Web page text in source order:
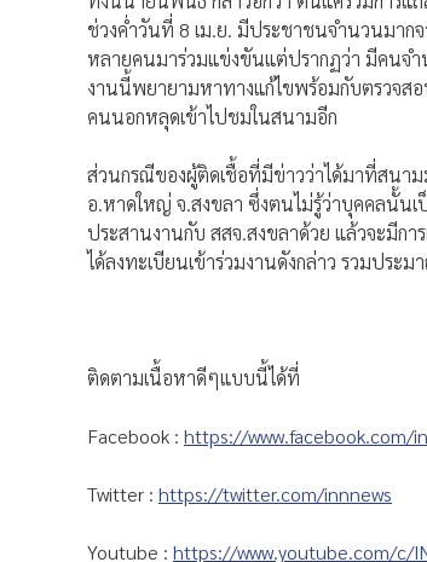
ช่วงค่ำวันที่ 8 เม.ย. มีประชาชนจำนวนมา
หลายคนมาร่วมแข่งขันแต่ปรากฏว่า มีคนจ
งานนี้พยายามหาทางแก้ไขพร้อมกับตรวจส
คนนอกหลุดเข้าไปชมในสนามอีก
ส่วนกรณีของผู้ติดเชื้อที่มีข่าวว่าได้มาที่สนา
อ.หาดใหญ่ จ.สงขลา ซึ่งตนไม่รู้ว่าบุคคลนั้น
ประสานงานกับ สสจ.สงขลาด้วย แล้วจะมีก
ได้ลงทะเบียนเข้าร่วมงานดังกล่าว รวมประ
ติดตามเนื้อหาดีๆแบบนี้ได้ที่
Facebook : https://www.facebook.com/
Twitter : https://twitter.com/innnews
Youtube : https://www.youtube.com/c/